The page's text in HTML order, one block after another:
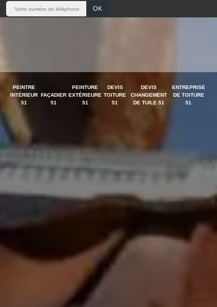
PEINTRE
INTÉRIEUR
51
FAÇADIER
51
PEINTURE
EXTÉRIEURE
51
DEVIS
TOITURE
51
DEVIS
CHANGEMENT
DE TUILE 51
ENTREPRISE
DE TOITURE
51